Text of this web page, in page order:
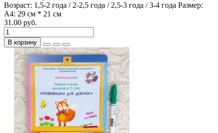
Возраст: 1,5-2 года / 2-2,5 года / 2,5-3 года / 3-4 года Размер:
А4: 29 см * 21 см
31.00 руб.
В корзину